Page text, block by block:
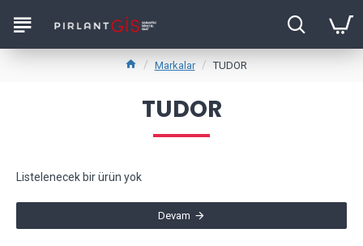
Markalar TUDOR
TUDOR
Listelenecek bir ürün yok
Devam